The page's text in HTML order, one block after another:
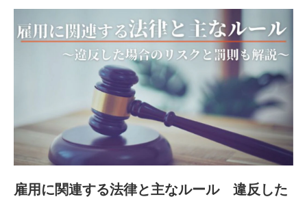
雇用に関連する法律と主なルール 違反した